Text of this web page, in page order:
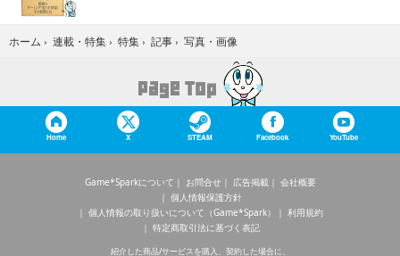
ホーム › 連載・特集 › 特集 › 記事 › 写真・画像
Home X STEAM Facebook YouTube
Game*Sparkについて お問合せ 広告掲載
会社概要
個人情報保護方針
個人情報の取り扱いについて（Game*Spark）
利用規約
特定商取引法に基づく表記
紹介した商品/サービスを購入、契約した場合に、